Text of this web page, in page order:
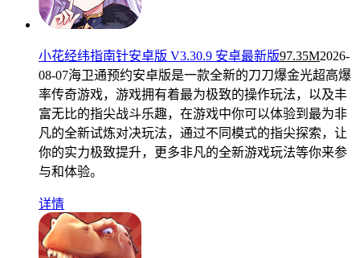
小花经纬指南针安卓版 V3.30.9 安卓最新版97.35M2026-
08-07海卫通预约安卓版是一款全新的刀刀爆金光超高爆
率传奇游戏，游戏拥有着最为极致的操作玩法，以及丰
富无比的指尖战斗乐趣，在游戏中你可以体验到最为非
凡的全新试炼对决玩法，通过不同模式的指尖探索，让
你的实力极致提升，更多非凡的全新游戏玩法等你来参
与和体验。
详情